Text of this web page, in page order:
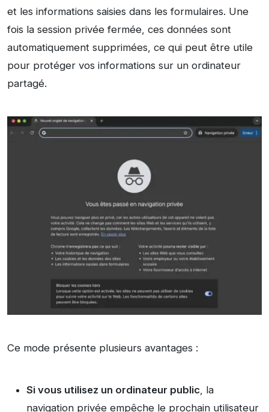
et les informations saisies dans les formulaires. Une
fois la session privée fermée, ces données sont
automatiquement supprimées, ce qui peut être utile
pour protéger vos informations sur un ordinateur
partagé.
Ce mode présente plusieurs avantages :
Si vous utilisez un ordinateur public , la
navigation privée empêche le prochain utilisateur